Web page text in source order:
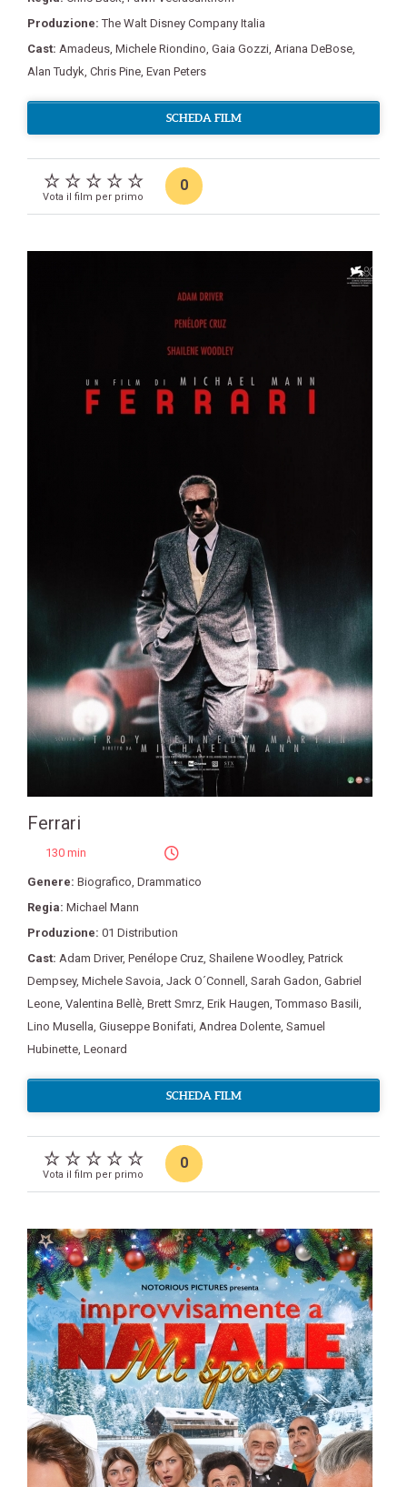
Produzione:The Walt Disney Company Italia
Cast: Amadeus Michele Riondino Gaia Gozzi Ariana DeBose
Alan Tudyk Chris Pine Evan Peters
SCHEDA FILM
Vota il film per primo
0
Ferrari
130 min
Genere: Biografico, Drammatico
Regia: Michael Mann
Produzione: 01 Distribution
Cast: Adam Driver, Penélope Cruz, Shailene Woodley, Patrick
Dempsey, Michele Savoia, Jack O´Connell , Sarah Gadon, Gabriel
Leone, Valentina Bellè, Brett Smrz, Erik Haugen,Tommaso Basili,
Lino Musella, Giuseppe Bonifati, Andrea Dolente, Samuel
Hubinette, Leonard
SCHEDA FILM
Vota il film per primo
0